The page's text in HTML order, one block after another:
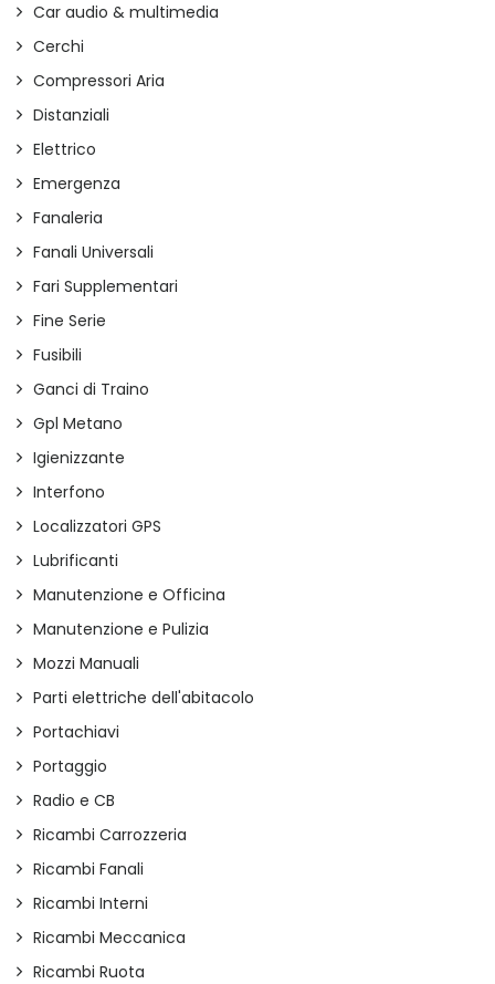
Car audio & multimedia
Cerchi
Compressori Aria
Distanziali
Elettrico
Emergenza
Fanaleria
Fanali Universali
Fari Supplementari
Fine Serie
Fusibili
Ganci di Traino
Gpl Metano
Igienizzante
Interfono
Localizzatori GPS
Lubrificanti
Manutenzione e Officina
Manutenzione e Pulizia
Mozzi Manuali
Parti elettriche dell'abitacolo
Portachiavi
Portaggio
Radio e CB
Ricambi Carrozzeria
Ricambi Fanali
Ricambi Interni
Ricambi Meccanica
Ricambi Ruota